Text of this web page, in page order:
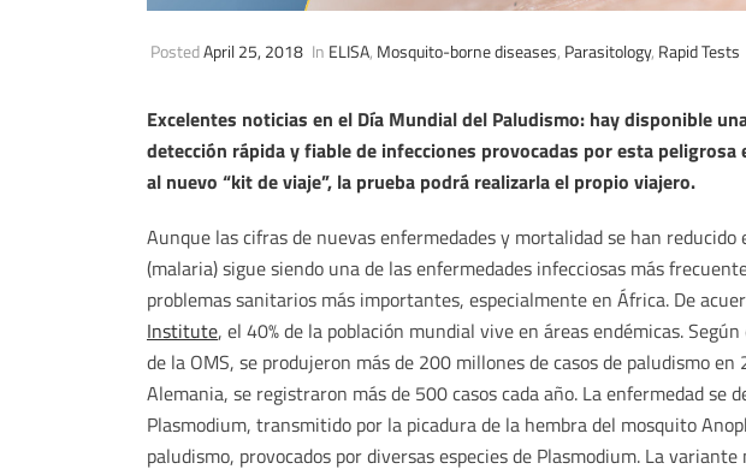
PostedApril 25, 2018 In ELISA, Mosquito-borne diseases, Parasitology, Rapid Tests
Excelentes noticias en el Día Mundial del Paludismo: hay disponible
detección rápida y fiable de infecciones provocadas por esta
al nuevo “kit de viaje”, la prueba podrá realizarla el propio viajero.
Aunque las cifras de nuevas enfermedades y mortalidad se han
(malaria) sigue siendo una de las enfermedades infecciosas más
problemas sanitarios más importantes, especialmente en África. De
Institute, el 40% de la población mundial vive en áreas endémicas. Según
de la OMS, se produjeron más de 200 millones de casos de paludismo
Alemania, se registraron más de 500 casos cada año. La enfermedad se
Plasmodium, transmitido por la picadura de la hembra del mosquito
paludismo, provocados por diversas especies de Plasmodium. La